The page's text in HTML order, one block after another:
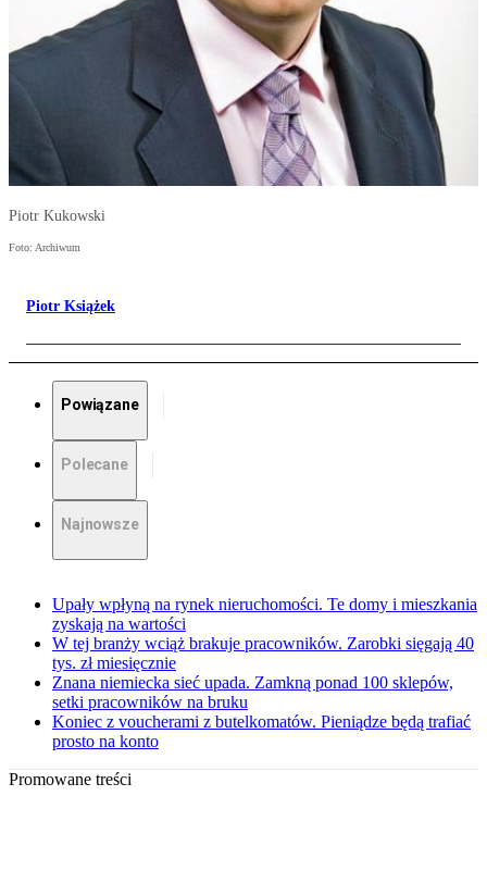
Piotr Kukowski
Foto: Archiwum
Piotr Książek
Powiązane
Polecane
Najnowsze
Upały wpłyną na rynek nieruchomości. Te domy i mieszkania
zyskają na wartości
W tej branży wciąż brakuje pracowników. Zarobki sięgają 40
tys. zł miesięcznie
Znana niemiecka sieć upada. Zamkną ponad 100 sklepów,
setki pracowników na bruku
Koniec z voucherami z butelkomatów. Pieniądze będą trafiać
prosto na konto
Promowane treści